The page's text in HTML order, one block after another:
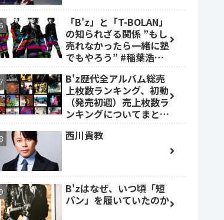
「B'z」と「T-BOLAN」
の知られざる関係 ”もし
売れなかったら一緒に塾
でもやろう” #稲葉浩志
B'z歴代全アルバム総売
上枚数ランキング、初動
（発売初週）売上枚数ラ
ンキングについてまとめ
西川貴教
B'zはなぜ、いつ頃「短
パン」を履いていたのか